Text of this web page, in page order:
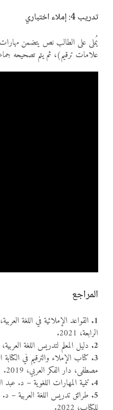
تدريب 4: إملاء اختباري
يُملى على الطالب نص يتضمن
علامات ترقيم)، ثم يتم تصحيحه
المراجع
1. القواعد الإملائية في اللغة
الرابعة، 2021.
2. دليل المعلم لتدريس اللغة العربية،
3. كتاب الإملاء والترقيم في الكتابة
مصطفى، دار الفكر العربي، 2019.
4. تنمية المهارات اللغوية – د. عبد
5. طرائق تدريس اللغة العربية –